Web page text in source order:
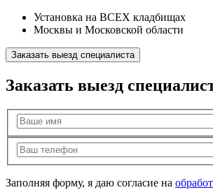
Установка на ВСЕХ кладбищах
Москвы и Московской области
Заказать выезд специалиста
Заказать выезд
Заполняя форму, я даю согласие на